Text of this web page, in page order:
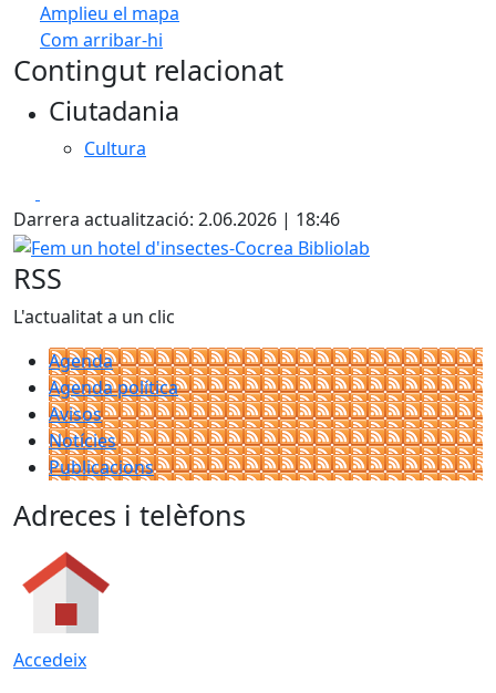
Amplieu el mapa
Com arribar-hi
+
−
Contingut relacionat
Ciutadania
Cultura
Darrera actualització: 2.06.2026 | 18:46
Fem un hotel d'insectes-Cocrea Bibliolab
RSS
L'actualitat a un clic
Agenda
Agenda política
Avisos
Notícies
Publicacions
Adreces i telèfons
Accedeix